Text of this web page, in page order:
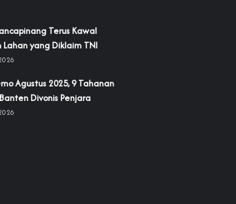
Terus Kawal
yang Diklaim TNI‎‎
Agustus 2025, 9 Tahanan
Divonis Penjara